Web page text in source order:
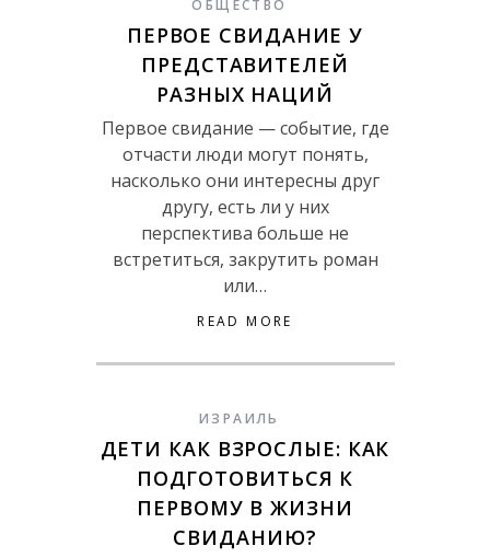
ОБЩЕСТВО
ПЕРВОЕ СВИДАНИЕ У
ПРЕДСТАВИТЕЛЕЙ
РАЗНЫХ НАЦИЙ
Первое свидание — событие, где
отчасти люди могут понять,
насколько они интересны друг
другу, есть ли у них
перспектива больше не
встретиться, закрутить роман
или…
READ MORE
ИЗРАИЛЬ
ДЕТИ КАК ВЗРОСЛЫЕ: КАК
ПОДГОТОВИТЬСЯ К
ПЕРВОМУ В ЖИЗНИ
СВИДАНИЮ?